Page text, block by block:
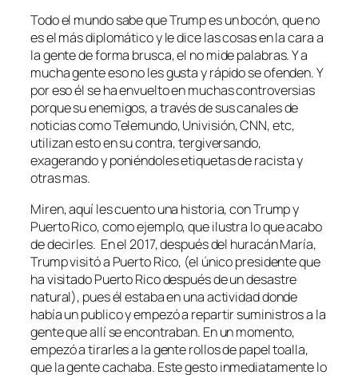
Todo el mundo sabe que Trump es un bocón, que no
es el más diplomático y le dice las cosas en la cara a
la gente de forma brusca, el no mide palabras. Y a
mucha gente eso no les gusta y rápido se ofenden. Y
por eso él se ha envuelto en muchas controversias
porque su enemigos, a través de sus canales de
noticias como Telemundo, Univisión, CNN, etc,
utilizan esto en su contra, tergiversando,
exagerando y poniéndoles etiquetas de racista y
otras mas.
Miren, aquí les cuento una historia, con Trump y
Puerto Rico, como ejemplo, que ilustra lo que acabo
de decirles. En el 2017, después del huracán María,
Trump visitó a Puerto Rico, (el único presidente que
ha visitado Puerto Rico después de un desastre
natural), pues él estaba en una actividad donde
había un publico y empezó a repartir suministros a la
gente que allí se encontraban. En un momento,
empezó a tirarles a la gente rollos de papel toalla,
que la gente cachaba. Este gesto inmediatamente lo